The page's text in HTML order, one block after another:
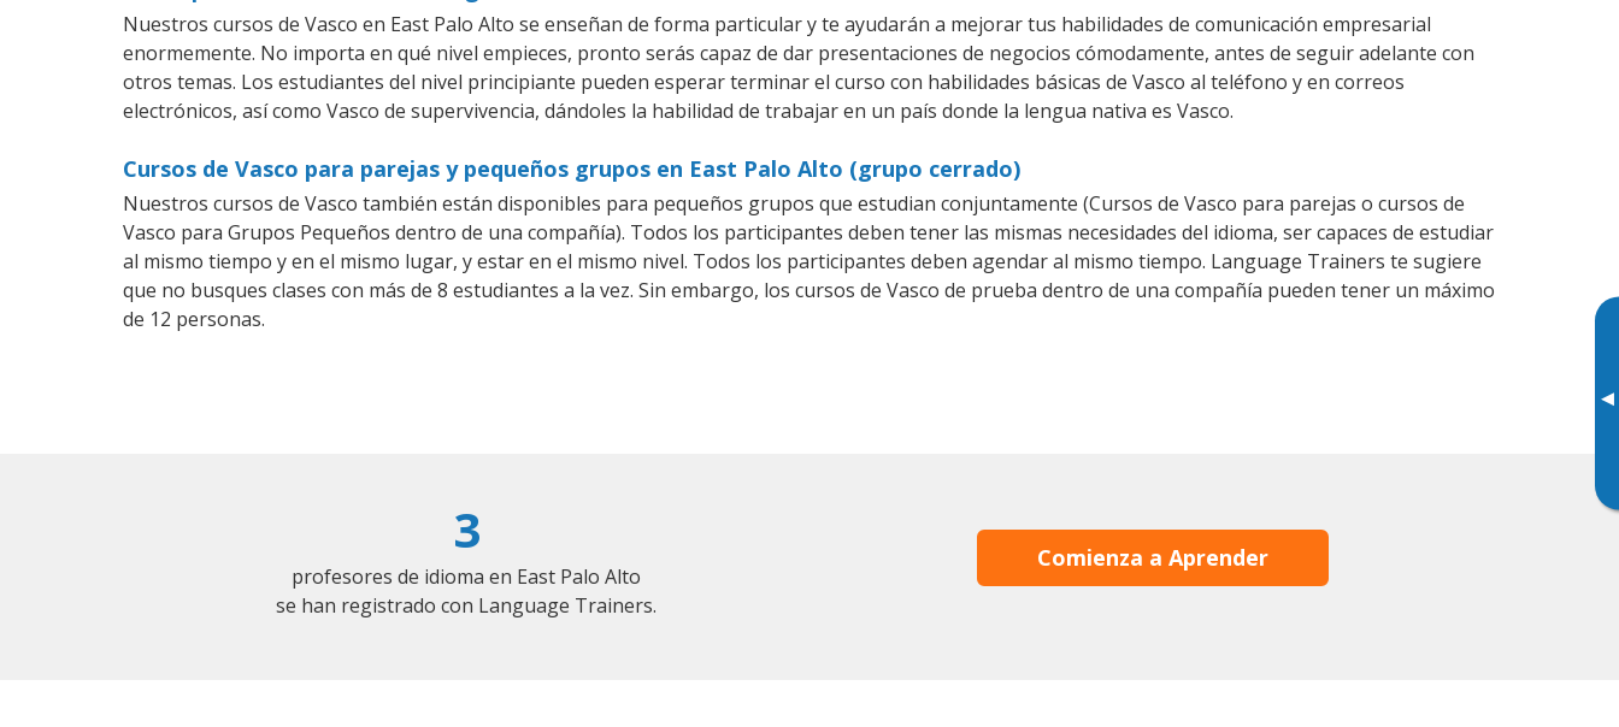
▸
Nuestros cursos de Vasco en East Palo Alto se enseñan de forma particular y te ayudarán a mejorar tus habilidades de comunicación empresarial
enormemente. No importa en qué nivel empieces, pronto serás capaz de dar presentaciones de negocios cómodamente, antes de seguir adelante con
otros temas. Los estudiantes del nivel principiante pueden esperar terminar el curso con habilidades básicas de Vasco al teléfono y en correos
electrónicos, así como Vasco de supervivencia, dándoles la habilidad de trabajar en un país donde la lengua nativa es Vasco.
Cursos de Vasco para parejas y pequeños grupos en East Palo Alto (grupo cerrado)
Nuestros cursos de Vasco también están disponibles para pequeños grupos que estudian conjuntamente (Cursos de Vasco para parejas o cursos de
Vasco para Grupos Pequeños dentro de una compañía). Todos los participantes deben tener las mismas necesidades del idioma, ser capaces de estudiar
al mismo tiempo y en el mismo lugar, y estar en el mismo nivel. Todos los participantes deben agendar al mismo tiempo. Language Trainers te sugiere
que no busques clases con más de 8 estudiantes a la vez. Sin embargo, los cursos de Vasco de prueba dentro de una compañía pueden tener un máximo
de 12 personas.
3
profesores de idioma en East Palo Alto
se han registrado con Language Trainers.
Comienza a Aprender